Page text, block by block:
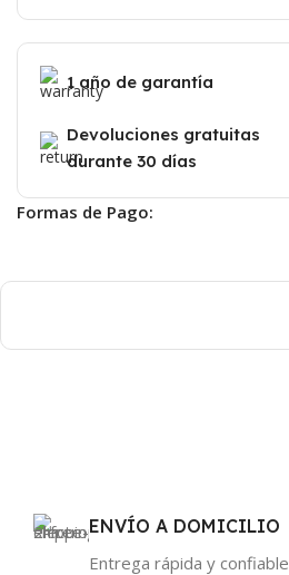
1 año de garantía
Devoluciones gratuitas
durante 30 días
Formas de Pago:
ENVÍO A DOMICILIO
Entrega rápida y confiable